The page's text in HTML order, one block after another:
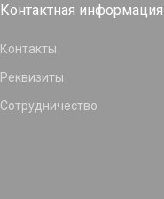
Контактная информация
Контакты
Реквизиты
Сотрудничество